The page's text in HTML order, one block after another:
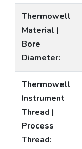
Thermowell
Material |
Bore
Diameter:
Thermowell
Instrument
Thread |
Process
Thread: